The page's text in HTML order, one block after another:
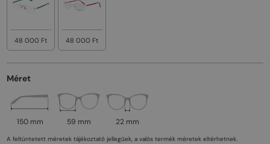
48 000 Ft 48 000 Ft
Méret
150 mm 59 mm 22 mm
A feltüntetett méretek tájékoztató jellegűek, a valós termék méretek eltérhetnek.